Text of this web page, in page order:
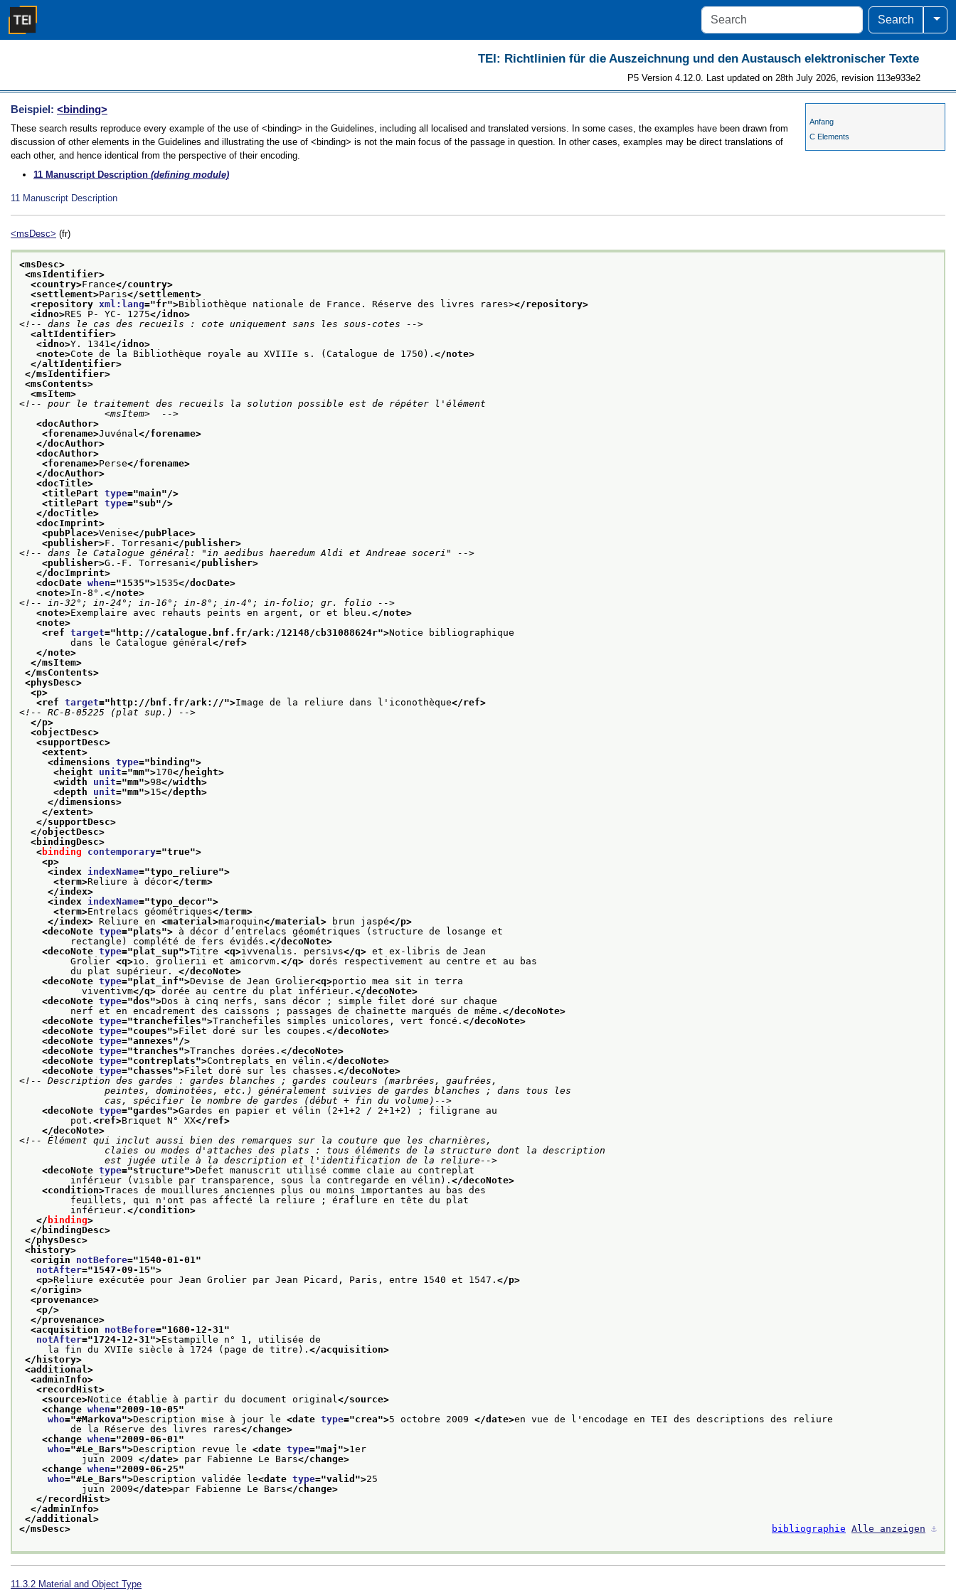
Search
TEI: Richtlinien für die Auszeichnung und den Austausch elektronischer Texte
P5 Version 4.12.0. Last updated on 28th July 2026, revision 113e933e2
Anfang
C Elements
Beispiel: <binding>
These search results reproduce every example of the use of <binding> in the Guidelines, including all localised and translated versions. In some cases, the examples have been drawn from
discussion of other elements in the Guidelines and illustrating the use of <binding> is not the main focus of the passage in question. In other cases, examples may be direct translations of
each other, and hence identical from the perspective of their encoding.
11 Manuscript Description (defining module)
11 Manuscript Description
<msDesc> (fr)
<msDesc>
<msIdentifier>
<country>France</country>
<settlement>Paris</settlement>
<repository xml:lang="fr">Bibliothèque nationale de France. Réserve des livres rares></repository>
<idno>RES P- YC- 1275</idno>
<!-- dans le cas des recueils : cote uniquement sans les sous-cotes -->
<altIdentifier>
<idno>Y. 1341</idno>
<note>Cote de la Bibliothèque royale au XVIIIe s. (Catalogue de 1750). </note>
</altIdentifier>
</msIdentifier>
<msContents>
<msItem>
<!-- pour le traitement des recueils la solution possible est de répéter l'élément
               <msItem>  -->
<docAuthor>
<forename>Juvénal</forename>
</docAuthor>
<docAuthor>
<forename>Perse</forename>
</docAuthor>
<docTitle>
<titlePart type="main"/>
<titlePart type="sub"/>
</docTitle>
<docImprint>
<pubPlace>Venise</pubPlace>
<publisher>F. Torresani</publisher>
<!-- dans le Catalogue général: "in aedibus haeredum Aldi et Andreae soceri" -->
<publisher>G.-F. Torresani</publisher>
</docImprint>
<docDate when="1535">1535</docDate>
<note>In-8°. </note>
<!-- in-32°; in-24°; in-16°; in-8°; in-4°; in-folio; gr. folio -->
<note>Exemplaire avec rehauts peints en argent, or et bleu. </note>
<note>
<ref target=" http://catalogue.bnf.fr/ark:/12148/cb31088624r">Notice bibliographique
dans le Catalogue général</ref>
</note>
</msItem>
</msContents>
<physDesc>
<p>
<ref target=" http://bnf.fr/ark://">Image de la reliure dans l'iconothèque</ref>
<!-- RC-B-05225 (plat sup.) -->
</p>
<objectDesc>
<supportDesc>
<extent>
<dimensions type=" binding">
<height unit="mm">170</height>
<width unit="mm">98</width>
<depth unit="mm">15</depth>
</dimensions>
</extent>
</supportDesc>
</objectDesc>
<bindingDesc>
<binding contemporary="true">
<p>
<index indexName="typo_reliure">
<term>Reliure à décor</term>
</index>
<index indexName="typo_decor">
<term>Entrelacs géométriques</term>
</index> Reliure en <material>maroquin</material> brun jaspé</p>
<decoNote type="plats"> à décor d’entrelacs géométriques (structure de losange et
rectangle) complété de fers évidés. </decoNote>
<decoNote type="plat_sup">Titre <q>ivvenalis. persivs</q> et ex-libris de Jean
Grolier <q>io. grolierii et amicorvm. </q> dorés respectivement au centre et au bas
du plat supérieur. </decoNote>
<decoNote type="plat_inf">Devise de Jean Grolier<q>portio mea sit in terra
viventivm</q> dorée au centre du plat inférieur. </decoNote>
<decoNote type="dos">Dos à cinq nerfs, sans décor ; simple filet doré sur chaque
nerf et en encadrement des caissons ; passages de chaînette marqués de même. </decoNote>
<decoNote type="tranchefiles">Tranchefiles simples unicolores, vert foncé. </decoNote>
<decoNote type="coupes">Filet doré sur les coupes. </decoNote>
<decoNote type="annexes"/>
<decoNote type="tranches">Tranches dorées. </decoNote>
<decoNote type="contreplats">Contreplats en vélin. </decoNote>
<decoNote type="chasses">Filet doré sur les chasses. </decoNote>
<!-- Description des gardes : gardes blanches ; gardes couleurs (marbrées, gaufrées,
               cas, spécifier le nombre de gardes (début + fin du volume)-->
<decoNote type="gardes">Gardes en papier et vélin (2+1+2 / 2+1+2) ; filigrane au
pot. <ref>Briquet N° XX</ref>
</decoNote>
<!-- Élément qui inclut aussi bien des remarques sur la couture que les charnières,
               est jugée utile à la description et l'identification de la reliure-->
<decoNote type="structure">Defet manuscrit utilisé comme claie au contreplat
inférieur (visible par transparence, sous la contregarde en vélin). </decoNote>
<condition>Traces de mouillures anciennes plus ou moins importantes au bas des
feuillets, qui n'ont pas affecté la reliure ; éraflure en tête du plat
inférieur. </condition>
</ binding>
</bindingDesc>
</physDesc>
<history>
<origin notBefore="1540-01-01"
notAfter="1547-09-15">
<p>Reliure exécutée pour Jean Grolier par Jean Picard, Paris, entre 1540 et 1547. </p>
</origin>
<provenance>
<p/>
</provenance>
<acquisition notBefore="1680-12-31"
notAfter="1724-12-31">Estampille n° 1, utilisée de
la fin du XVIIe siècle à 1724 (page de titre). </acquisition>
</history>
<additional>
<adminInfo>
<recordHist>
<source>Notice établie à partir du document original</source>
<change when="2009-10-05"
who="#Markova">Description mise à jour le <date type="crea">5 octobre 2009 </date>en vue de l'encodage en TEI des descriptions des reliure
de la Réserve des livres rares</change>
<change when="2009-06-01"
who="#Le_Bars">Description revue le <date type="maj ">1er
juin 2009 </date> par Fabienne Le Bars</change>
<change when="2009-06-25"
who="#Le_Bars">Description validée le<date type="valid ">25
juin 2009</date>par Fabienne Le Bars</change>
</recordHist>
</adminInfo>
</additional>
</msDesc>
bibliographie Alle anzeigen ⚓︎
11.3.2 Material and Object Type